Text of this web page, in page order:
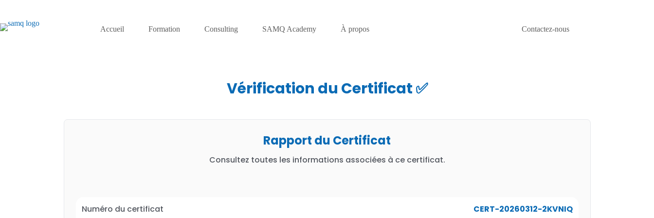
Accueil Formation Consulting SAMQ Academy À propos Contactez-nous
Vérification du Certificat ✅
Rapport du Certificat
Consultez toutes les informations associées à ce certificat.
Numéro du certificat CERT-20260312-2KVNIQ